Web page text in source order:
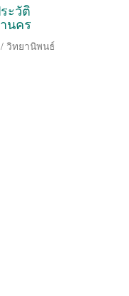
ะวัติ
นคร
/ วิทยานิพนธ์